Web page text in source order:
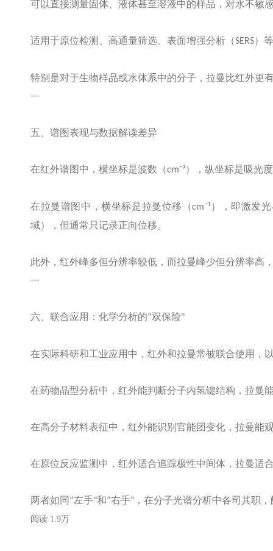
可以直接测量固体、液体甚至溶液中的样品，对水不敏
适用于原位检测、高通量筛选、表面增强分析（SERS）
特别是对于生物样品或水体系中的分子，拉曼比红外更
---
五、谱图表现与数据解读差异
在红外谱图中，横坐标是波数（cm⁻¹），纵坐标是吸光
在拉曼谱图中，横坐标是拉曼位移（cm⁻¹），即激发
域），但通常只记录正向位移。
此外，红外峰多但分辨率较低，而拉曼峰少但分辨率高
---
六、联合应用：化学分析的“双保险"
在实际科研和工业应用中，红外和拉曼常被联合使用，
在药物晶型分析中，红外能判断分子内氢键结构，拉曼
在高分子材料表征中，红外能识别官能团变化，拉曼能
在原位反应监测中，红外适合追踪极性中间体，拉曼适
两者如同 “左手"和“右手" ，在分子光谱分析中各司其职
阅读 1.9万